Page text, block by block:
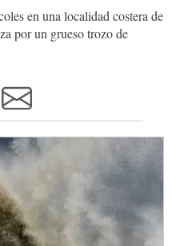
en una localidad costera de
por un grueso trozo de